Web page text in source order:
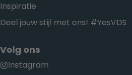
Inspiratie
Deel jouw stijl met ons! #YesVDS
Volg ons
Instagram